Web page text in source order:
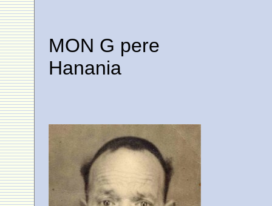
MON G pere
Hanania